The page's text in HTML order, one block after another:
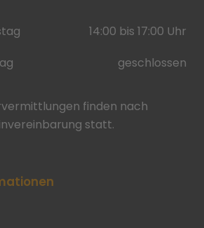
14:00 bis 17:00 Uhr
geschlossen
finden nach
statt.